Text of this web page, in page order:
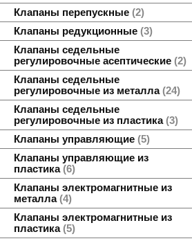
Клапаны перепускные 2
Клапаны редукционные 3
Клапаны седельные
регулировочные асептические 2
Клапаны седельные
регулировочные из металла 24
Клапаны седельные
регулировочные из пластика 3
Клапаны управляющие 5
Клапаны управляющие из
пластика 6
Клапаны электромагнитные из
металла 4
Клапаны электромагнитные из
пластика 5